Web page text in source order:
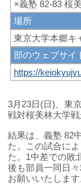
×義塾 82-83 桜
場所
東京大学本郷キ
部のウェブサイ
https://
3月23日(日)、東
戦対桜美林大学戦
結果は、義塾 82
た。この試合に
た。1中差での敗
後も部員一同日
お願いいたします